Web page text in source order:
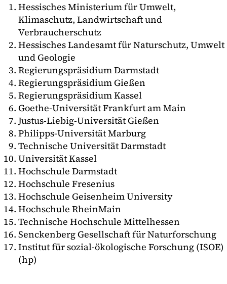
Hessisches Ministerium für Umwelt,
Klimaschutz, Landwirtschaft und
Verbraucherschutz
Hessisches Landesamt für Naturschutz, Umwelt
und Geologie
Regierungspräsidium Darmstadt
Regierungspräsidium Gießen
Regierungspräsidium Kassel
Goethe-Universität Frankfurt am Main
Justus-Liebig-Universität Gießen
Philipps-Universität Marburg
Technische Universität Darmstadt
Universität Kassel
Hochschule Darmstadt
Hochschule Fresenius
Hochschule Geisenheim University
Hochschule RheinMain
Technische Hochschule Mittelhessen
Senckenberg Gesellschaft für Naturforschung
Institut für sozial-ökologische Forschung (ISOE)
(hp)